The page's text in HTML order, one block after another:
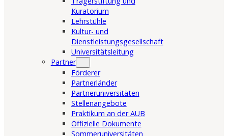
Kuratorium
Lehrstühle
Kultur- und
Dienstleistungsgesellschaft
Universitätsleitung
Partner
Förderer
Partnerländer
Partneruniversitäten
Stellenangebote
Praktikum an der AUB
Offizielle Dokumente
Sommeruniversitäten